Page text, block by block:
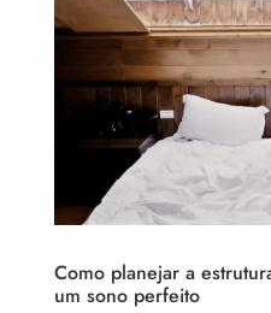
Como planejar a
um sono perfeito